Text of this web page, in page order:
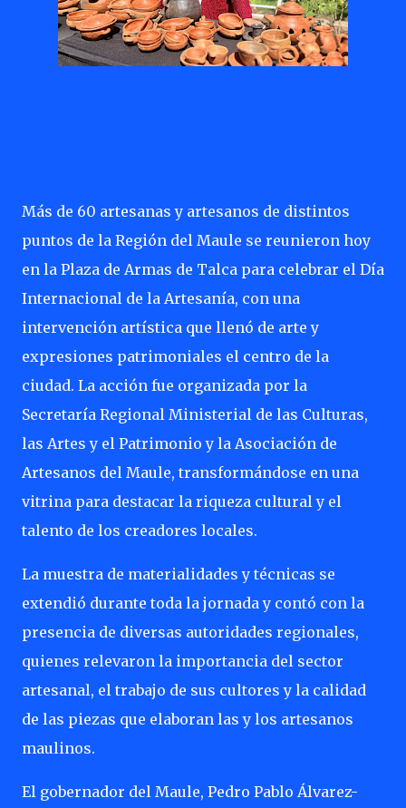
Más de 60 artesanas y artesanos de distintos
puntos de la Región del Maule se reunieron hoy
en la Plaza de Armas de Talca para celebrar el Día
Internacional de la Artesanía, con una
intervención artística que llenó de arte y
expresiones patrimoniales el centro de la
ciudad. La acción fue organizada por la
Secretaría Regional Ministerial de las Culturas,
las Artes y el Patrimonio y la Asociación de
Artesanos del Maule, transformándose en una
vitrina para destacar la riqueza cultural y el
talento de los creadores locales.
La muestra de materialidades y técnicas se
extendió durante toda la jornada y contó con la
presencia de diversas autoridades regionales,
quienes relevaron la importancia del sector
artesanal, el trabajo de sus cultores y la calidad
de las piezas que elaboran las y los artesanos
maulinos.
El gobernador del Maule, Pedro Pablo Álvarez-